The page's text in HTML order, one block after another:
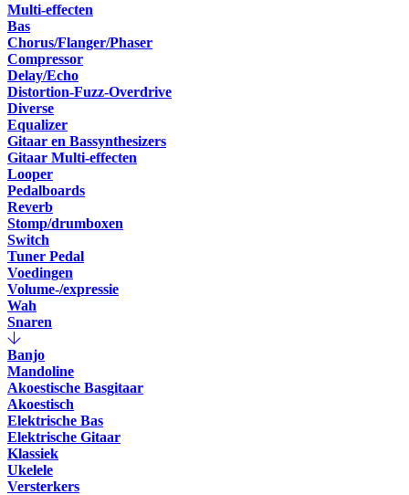
Multi-effecten
Bas
Chorus/Flanger/Phaser
Compressor
Delay/Echo
Distortion-Fuzz-Overdrive
Diverse
Equalizer
Gitaar en Bassynthesizers
Gitaar Multi-effecten
Looper
Pedalboards
Reverb
Stomp/drumboxen
Switch
Tuner Pedal
Voedingen
Volume-/expressie
Wah
Snaren
Banjo
Mandoline
Akoestische Basgitaar
Akoestisch
Elektrische Bas
Elektrische Gitaar
Klassiek
Ukelele
Versterkers